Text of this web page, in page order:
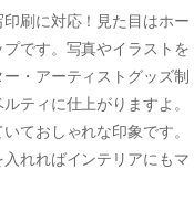
刷に対応！見た目はホー
です。写真やイラストを
・アーティストグッズ制
ティに仕上がりますよ。
ておしゃれな印象です。
れればインテリアにもマ